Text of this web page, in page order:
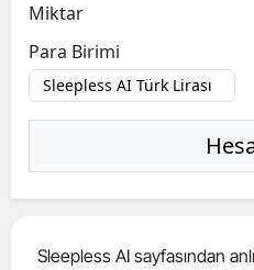
Miktar
Para Birimi
Sleepless AI sayfasından